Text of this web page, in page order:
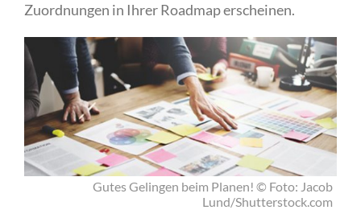
Zuordnungen in Ihrer Roadmap erscheinen.
Gutes Gelingen beim Planen! © Foto: Jacob
Lund/Shutterstock.com